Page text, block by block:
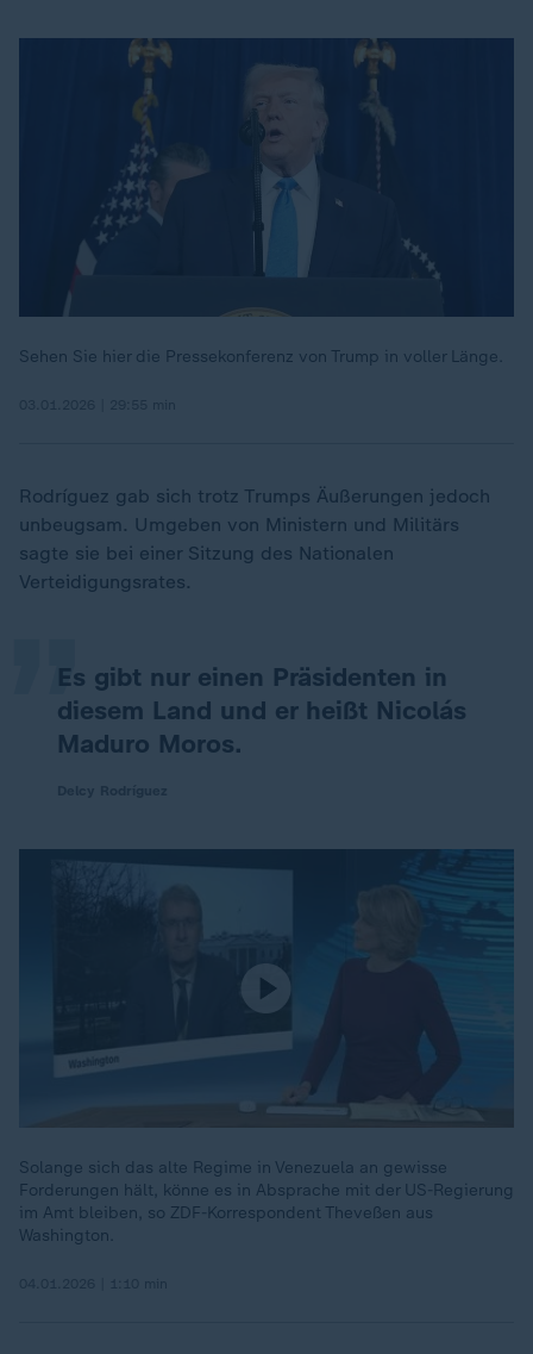
Sehen Sie hier die Pressekonferenz von Trump in voller Länge.
Rodríguez gab sich trotz Trumps Äußerungen jedoch
unbeugsam. Umgeben von Ministern und Militärs
sagte sie bei einer Sitzung des Nationalen
Verteidigungsrates.
Es gibt nur einen Präsidenten in
diesem Land und er heißt Nicolás
Maduro Moros.
„
Solange sich das alte Regime in Venezuela an gewisse
Forderungen hält, könne es in Absprache mit der US-Regierung
im Amt bleiben, so ZDF-Korrespondent Theveßen aus
Washington.